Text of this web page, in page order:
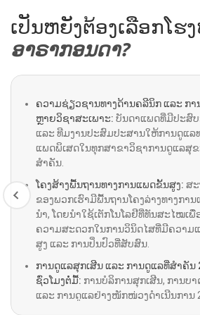
ເປັນຫຍັງຕ້ອງເລືອກໂຮ
ອາຣາກອນດາ?
ຄວາມຊ່ຽວຊານທາງດ້ານຄລີນິກ ແລະ ກາ
ຫຼາຍວິຊາສະເພາະ: ບັນດາແພດທີ່ມີປະສົ
ແລະ ທີມງານປະສົມປະສານໃຫ້ການດູແລ
ແພດພິເສດໃນທຸກສາຂາວິຊາການດູແລສຸ
ສຳຄັນ.
ໂຄງສ້າງພື້ນຖານທາງການແພດຂັ້ນສູງ: ສ
ຂອງພວກເຮົາມີພື້ນຖານໂຄງລ່າງທາງກາ
ນໍາ, ໂດຍນໍາໃຊ້ເຕັກໂນໂລຢີທີ່ທັນສະໄໝເພື່
ຄວາມສະດວກໃນການວິນິດໄສທີ່ມີຄວາມ
ສູງ ແລະ ການປິ່ນປົວທີ່ສັບສົນ.
ການດູແລສຸກເສີນ ແລະ ການດູແລທີ່ສຳຄັນ
ຊົ່ວໂມງຕໍ່ມື້: ການບໍລິການສຸກເສີນ, ການບາ
ແລະ ການດູແລຢ່າງໜັກໜ່ວງດຳເນີນການ